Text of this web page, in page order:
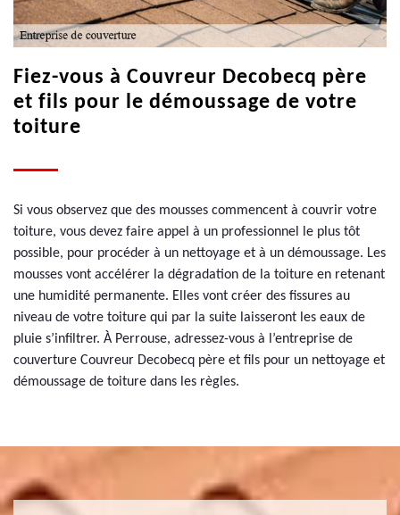
Fiez-vous à Couvreur Decobecq père
et fils pour le démoussage de votre
toiture
Si vous observez que des mousses commencent à couvrir votre
toiture, vous devez faire appel à un professionnel le plus tôt
possible, pour procéder à un nettoyage et à un démoussage. Les
mousses vont accélérer la dégradation de la toiture en retenant
une humidité permanente. Elles vont créer des fissures au
niveau de votre toiture qui par la suite laisseront les eaux de
pluie s’infiltrer. À Perrouse, adressez-vous à l’entreprise de
couverture Couvreur Decobecq père et fils pour un nettoyage et
démoussage de toiture dans les règles.